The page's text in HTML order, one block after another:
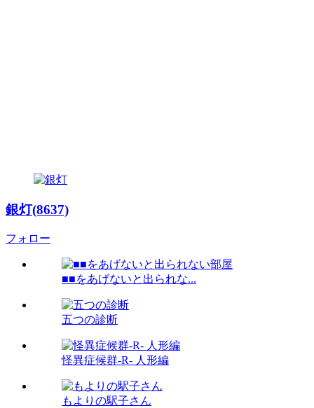
銀灯(8637)
フォロー
■■をあげないと出られな...
五つの診断
怪異症候群-R- 人形編
もよりの駅子さん